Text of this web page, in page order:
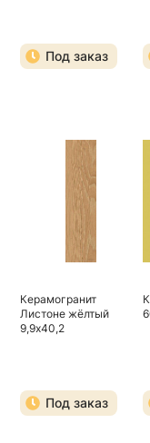
Под заказ
Керамогранит
Листоне жёлтый
9,9х40,2
Под заказ